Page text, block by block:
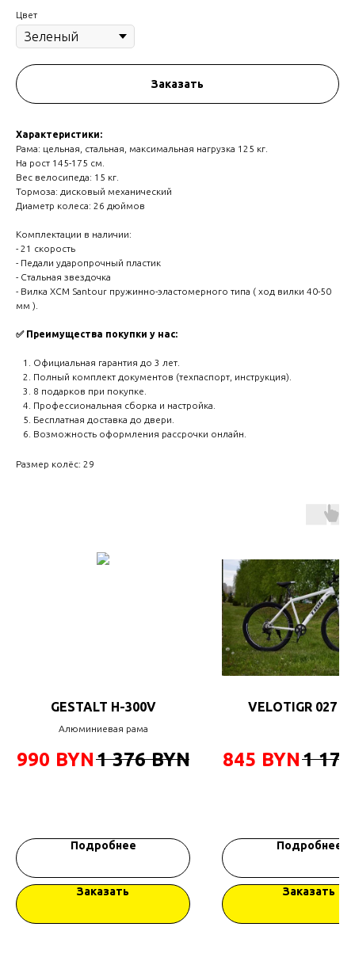
Цвет
Заказать
Характеристики:
Рама: цельная, стальная, максимальная нагрузка 125 кг.
На рост 145-175 см.
Вес велосипеда: 15 кг.
Тормоза: дисковый механический
Диаметр колеса: 26 дюймов
Комплектации в наличии:
- 21 скорость
- Педали ударопрочный пластик
- Стальная звездочка
- Вилка XCM Santour пружинно-эластомерного типа ( ход вилки 40-50
мм ).
✅ Преимущества покупки у нас:
Официальная гарантия до 3 лет.
Полный комплект документов (техпаспорт, инструкция).
8 подарков при покупке.
Профессиональная сборка и настройка.
Бесплатная доставка до двери.
Возможность оформления рассрочки онлайн.
Размер колёс: 29
GESTALT H-300V
Алюминиевая рама
990 BYN1 376 BYN
Подробнее
Заказать
VELOTIGR 027
845 BYN1 175
Подробнее
Заказать